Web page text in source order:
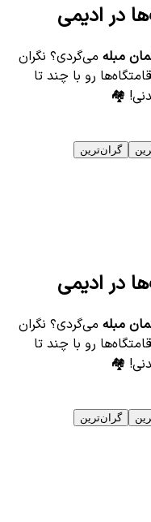
در ادیمی
مبله می‌گردی؟ نگران
رو با چند تا
🏘️
گران‌ترین
در ادیمی
مبله می‌گردی؟ نگران
رو با چند تا
🏘️
گران‌ترین